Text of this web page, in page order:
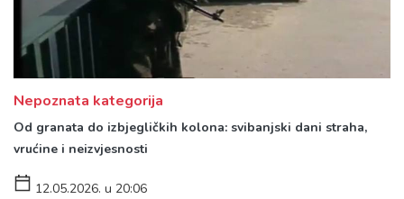
Nepoznata kategorija
Od granata do izbjegličkih kolona: svibanjski dani straha,
vrućine i neizvjesnosti
12.05.2026. u 20:06